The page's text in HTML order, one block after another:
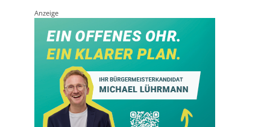
Anzeige